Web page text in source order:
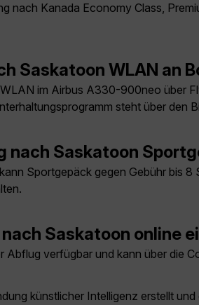
nach Kanada Economy Class,
Saskatoon WLAN an
im Airbus A330-900neo über
steht über den
nach Saskatoon
Sportgepäck gegen Gebühr bis
Saskatoon online
Abflug verfügbar und kann über die
künstlicher Intelligenz erstellt